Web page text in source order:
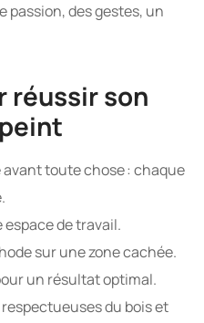
des gestes, un
réussir son
toute chose : chaque
de travail.
sur une zone cachée.
un résultat optimal.
du bois et